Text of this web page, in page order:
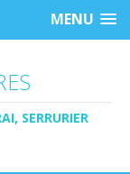
MENU
SERRURIER